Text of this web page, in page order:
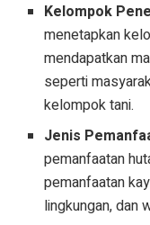
Kelompok
menetapkan
mendapatkan
seperti
kelompok tani.
Jenis
pemanfaatan
pemanfaatan
lingkungan, dan